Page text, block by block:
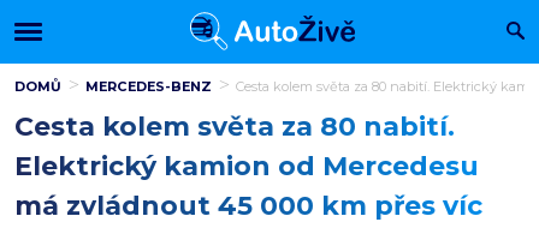
DOMŮ MERCEDES-BENZ Cesta kolem světa za 80 nabití. Elektrický
Cesta kolem světa za 80 nabití.
Elektrický kamion od Mercedesu
má zvládnout 45 000 km přes víc